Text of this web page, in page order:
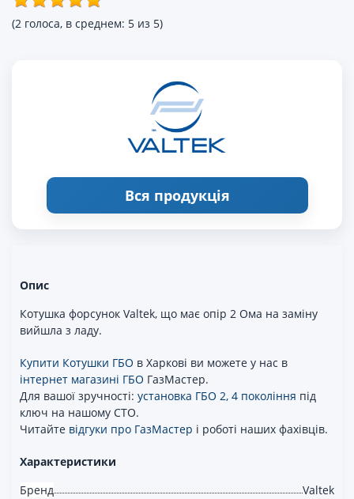
(2 голоса, в среднем: 5 из 5)
Вся продукція
Опис
Котушка форсунок Valtek, що має опір 2 Ома на заміну
вийшла з ладу.
Купити Котушки ГБО в Харкові ви можете у нас в
інтернет магазині ГБО ГазМастер.
Для вашої зручності: установка ГБО 2, 4 покоління під
ключ на нашому СТО.
Читайте відгуки про ГазМастер і роботі наших фахівців.
Характеристики
Бренд
Valtek